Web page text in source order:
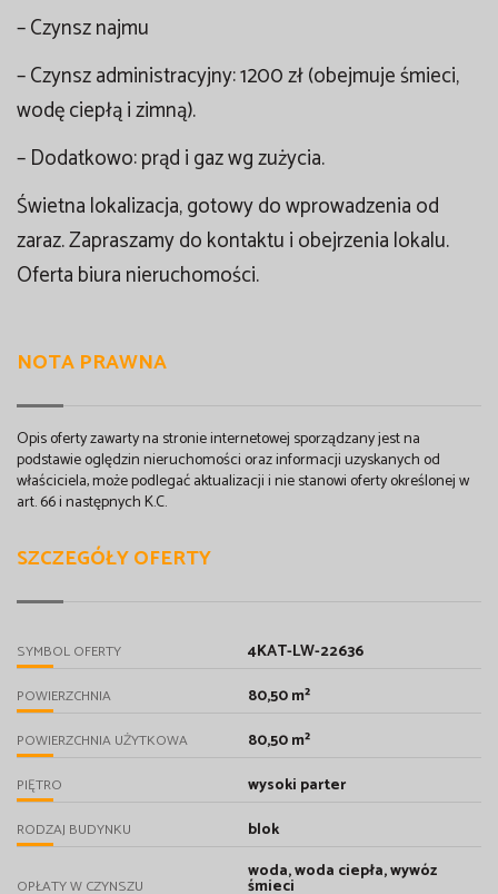
– Czynsz najmu
– Czynsz administracyjny: 1200 zł (obejmuje śmieci,
wodę ciepłą i zimną).
– Dodatkowo: prąd i gaz wg zużycia.
Świetna lokalizacja, gotowy do wprowadzenia od
zaraz. Zapraszamy do kontaktu i obejrzenia lokalu.
Oferta biura nieruchomości.
NOTA PRAWNA
Opis oferty zawarty na stronie internetowej sporządzany jest na
podstawie oględzin nieruchomości oraz informacji uzyskanych od
właściciela, może podlegać aktualizacji i nie stanowi oferty określonej w
art. 66 i następnych K.C.
SZCZEGÓŁY OFERTY
SYMBOL OFERTY 4KAT-LW-22636
POWIERZCHNIA 80,50 m²
POWIERZCHNIA UŻYTKOWA 80,50 m²
PIĘTRO wysoki parter
RODZAJ BUDYNKU blok
OPŁATY W CZYNSZU
woda, woda ciepła, wywóz
śmieci